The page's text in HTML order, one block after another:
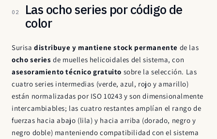
02
Las ocho series por código de
color
Surisadistribuye y mantiene stock permanente de las
ocho series de muelles helicoidales del sistema, con
asesoramiento técnico gratuito sobre la selección. Las
cuatro series intermedias (verde, azul, rojo y amarillo)
están normalizadas por ISO 10243 y son dimensionalmente
intercambiables; las cuatro restantes amplían el rango de
fuerzas hacia abajo (lila) y hacia arriba (dorado, negro y
negro doble) manteniendo compatibilidad con el sistema